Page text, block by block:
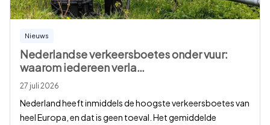
Nieuws
Nederlandse verkeersboetes onder vuur:
waarom iedereen verla…
27 juli 2026
Nederland heeft inmiddels de hoogste verkeersboetes van
heel Europa, en dat is geen toeval. Het gemiddelde